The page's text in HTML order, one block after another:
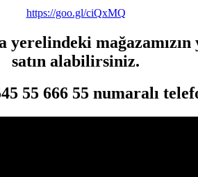
https://goo.gl/ciQxMQ
mağazamızın
satın alabilirsiniz.
55 666 55 numaralı